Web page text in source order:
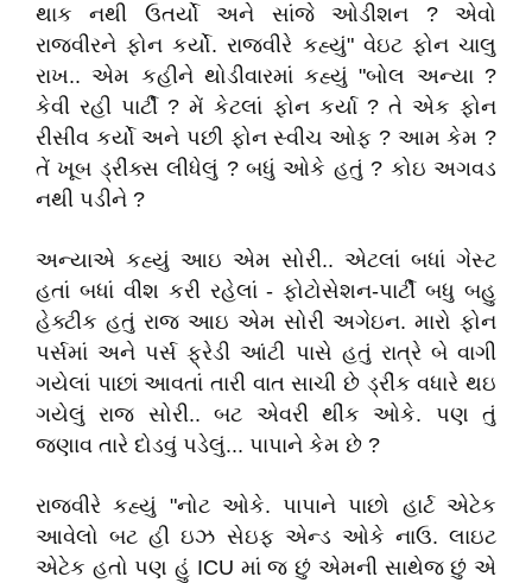
થાક નથી ઉતર્યો અને સાંજે ઓડીશન ? એવો
રાજવીરને ફોન કર્યો. રાજવીરે કહ્યું" વેઇટ ફોન ચાલુ
રાખ.. એમ કહીને થોડીવારમાં કહ્યું "બોલ અન્યા ?
કેવી રહી પાર્ટી ? મેં કેટલાં ફોન કર્યા ? તે એક ફોન
રીસીવ કર્યો અને પછી ફોન સ્વીચ ઓફ ? આમ કેમ ?
તેં ખૂબ ડ્રીંક્સ લીધેલું ? બધું ઓકે હતું ? કોઇ અગવડ
નથી પડીને ?
અન્યાએ કહ્યું આઇ એમ સોરી.. એટલાં બધાં ગેસ્ટ
હતાં બધાં વીશ કરી રહેલાં - ફોટોસેશન-પાર્ટી બધુ બહુ
હેક્ટીક હતું રાજ આઇ એમ સોરી અગેઇન. મારો ફોન
પર્સમાં અને પર્સ ફ્રેડી આંટી પાસે હતું રાત્રે બે વાગી
ગયેલાં પાછાં આવતાં તારી વાત સાચી છે ડ્રીંક વધારે થઇ
ગયેલું રાજ સોરી.. બટ એવરી થીંક ઓકે. પણ તું
જણાવ તારે દોડવું પડેલું... પાપાને કેમ છે ?
રાજવીરે કહ્યું "નોટ ઓકે. પાપાને પાછો હાર્ટ એટેક
આવેલો બટ હી ઇઝ સેઇફ એન્ડ ઓકે નાઉ. લાઇટ
એટેક હતો પણ હું ICU માં જ છું એમની સાથેજ છું એ